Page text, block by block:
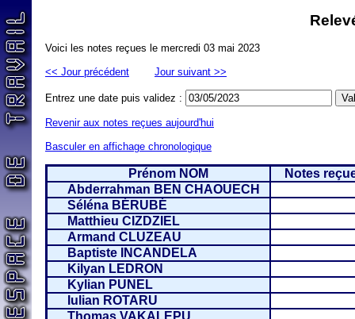
Voici les notes reçues le mercredi 03 mai 2023
<< Jour précédent
Jour suivant >>
Entrez une date puis validez :
Revenir aux notes reçues aujourd'hui
Basculer en affichage chronologique
Prénom NOM
Notes
Abderrahman BEN CHAOUECH
Séléna BÉRUBÉ
Matthieu CIZDZIEL
Armand CLUZEAU
Baptiste INCANDELA
Kilyan LEDRON
Kylian PUNEL
Iulian ROTARU
Thomas VAKALEPU